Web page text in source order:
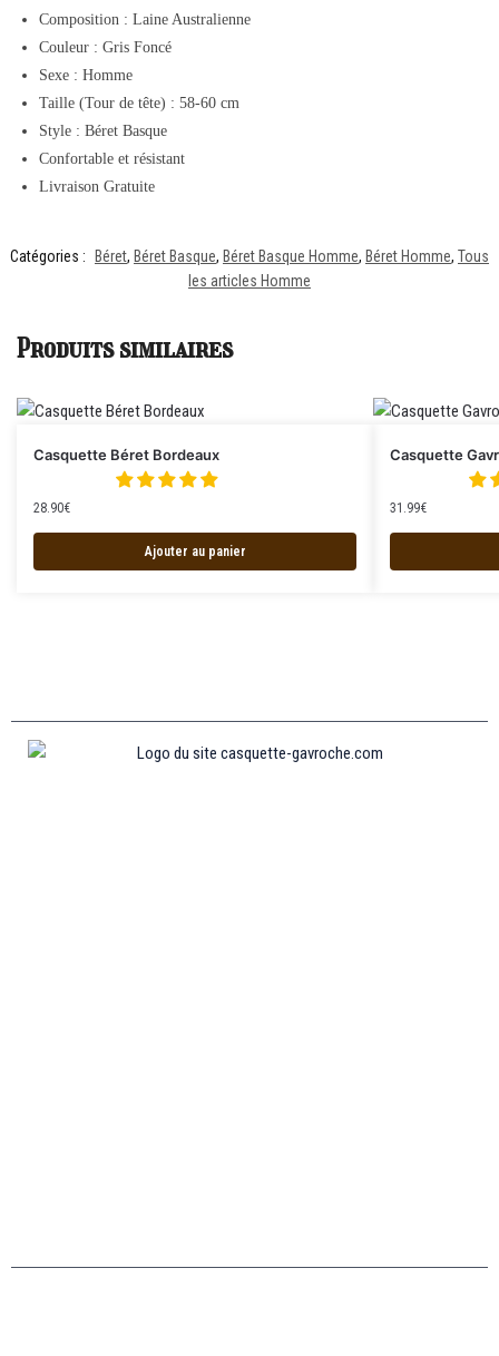
Composition : Laine Australienne
Couleur : Gris Foncé
Sexe : Homme
Taille (Tour de tête) : 58-60 cm
Style : Béret Basque
Confortable et résistant
Livraison Gratuite
Catégories : Béret, Béret Basque, Béret Basque Homme, Béret Homme, Tous
les articles Homme
Produits similaires
Casquette Béret Bordeaux
28.90€
Ajouter au panier
Casquette
31.99€